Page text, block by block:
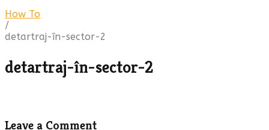
How To
/
detartraj-în-sector-2
detartraj-în-sector-2
Leave a Comment